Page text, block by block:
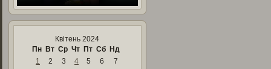
Квітень 2024
Пн Вт Ср Чт Пт Сб Нд
1
2 3 4 5 6
7